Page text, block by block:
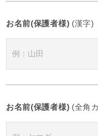
お名前(保護者様) (漢字)
お名前(保護者様) (全角